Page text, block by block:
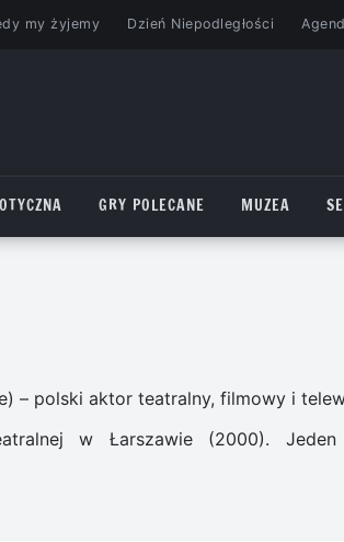
my żyjemy Dzień Niepodległości
GRY POLECANE MUZEA
– polski aktor teatralny, filmowy i
w Łarszawie (2000).